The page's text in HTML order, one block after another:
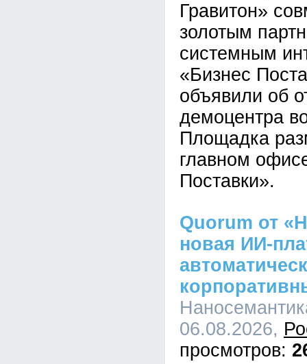
Гравитон»
золотым
системным
«Бизнес
объявили об
демоцентра
Площадка
главном
Поставки».
Quorum от
новая ИИ-
06.08.2026,